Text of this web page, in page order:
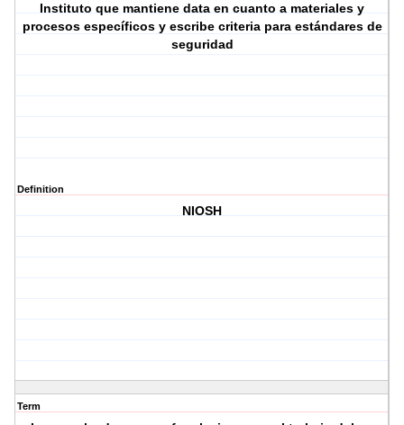
Instituto que mantiene data en cuanto a materiales y
procesos específicos y escribe criteria para estándares de
seguridad
Definition
NIOSH
Term